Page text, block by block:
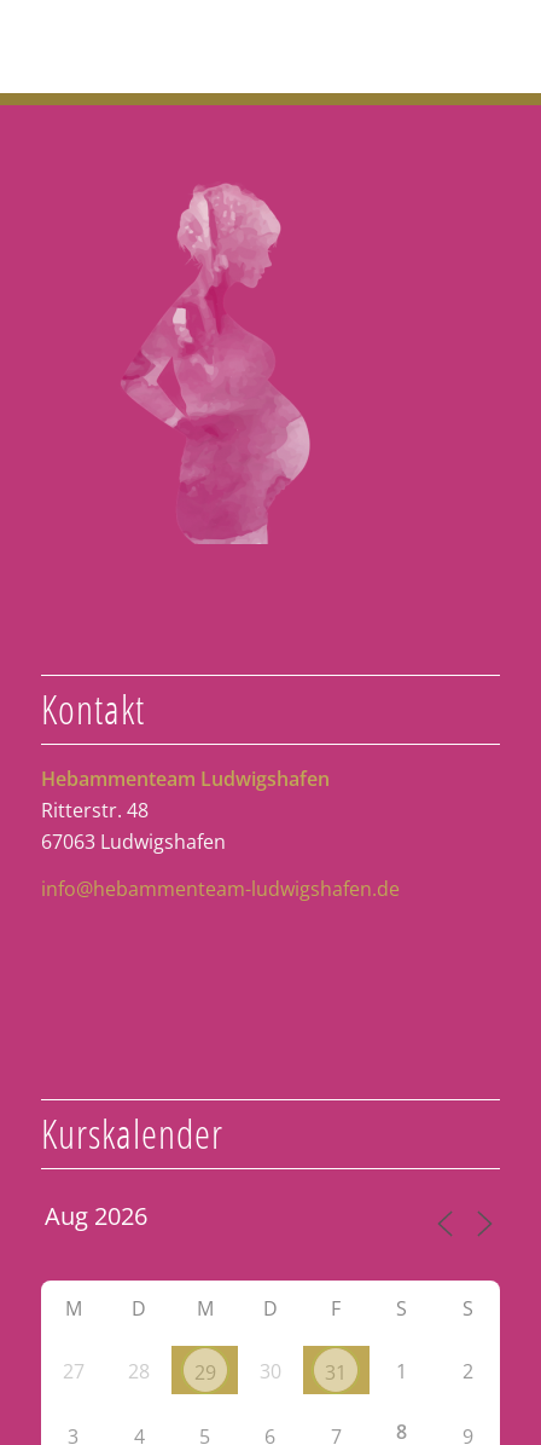
Kontakt
Hebammenteam Ludwigshafen
Ritterstr. 48
67063 Ludwigshafen
info@hebammenteam-ludwigshafen.de
Kurskalender
M D M D F S S
27 28 29 30 31 1 2
3 4 5 6 7 8 9